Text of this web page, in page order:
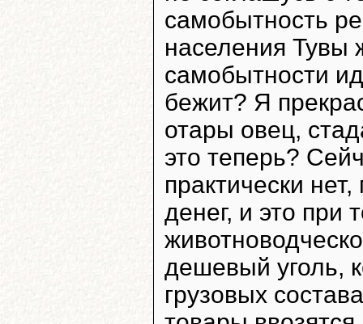
самобытность
населения Тувы
самобытности
бежит? Я
отары овец,
это теперь?
практически
денег, и это при
дешевый уголь,
грузовых